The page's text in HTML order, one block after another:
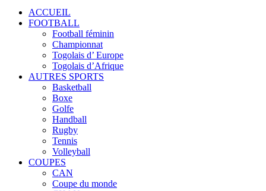
ACCUEIL
FOOTBALL
Football féminin
Championnat
Togolais d’ Europe
Togolais d’Afrique
AUTRES SPORTS
Basketball
Boxe
Golfe
Handball
Rugby
Tennis
Volleyball
COUPES
CAN
Coupe du monde